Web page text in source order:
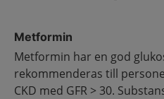
Metformin
Metformin har en god
rekommenderas till
CKD med GFR > 30.